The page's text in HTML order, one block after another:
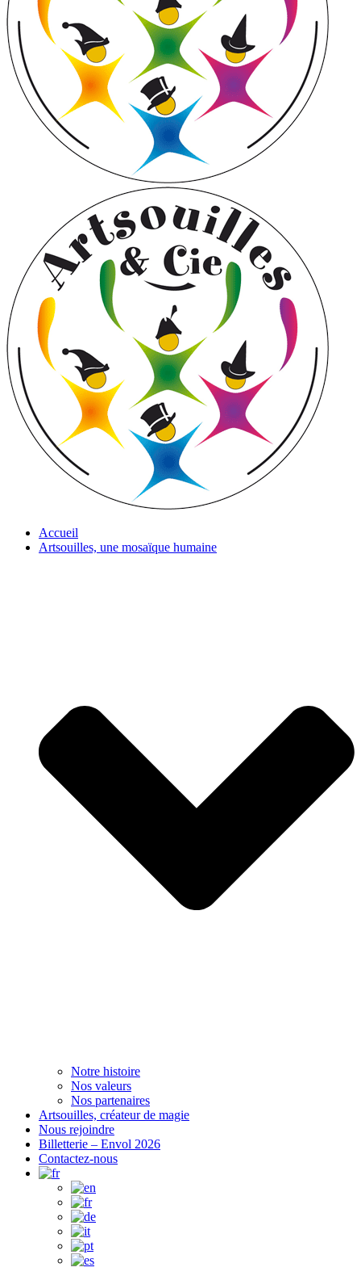
Accueil
Artsouilles, une mosaïque humaine
Notre histoire
Nos valeurs
Nos partenaires
Artsouilles, créateur de magie
Nous rejoindre
Billetterie – Envol 2026
Contactez-nous